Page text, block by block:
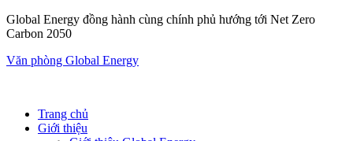
Global Energy đồng hành cùng chính phủ hướng tới Net Zero
Carbon 2050
Văn phòng Global Energy
Trang chủ
Giới thiệu